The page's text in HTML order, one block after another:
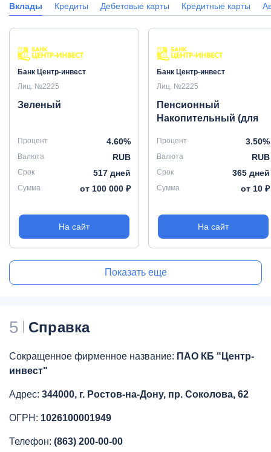
Вклады Кредиты Дебетовые карты Кредитные карты
Банк Центр-инвест
Лиц. №2225
Зеленый
Процент 4.60%
Валюта RUB
Срок 517 дней
Сумма от 100 000 ₽
На сайт
Банк Центр-инвест
Лиц. №2225
Пенсионный
Накопительный (для
Процент 3.50%
Валюта RUB
Срок 365 дней
Сумма от 10 ₽
На сайт
Показать еще
5 Справка
Сокращенное фирменное название: ПАО КБ "Центр-
инвест"
Адрес: 344000, г. Ростов-на-Дону, пр. Соколова, 62
ОГРН: 1026100001949
Телефон: (863) 200-00-00